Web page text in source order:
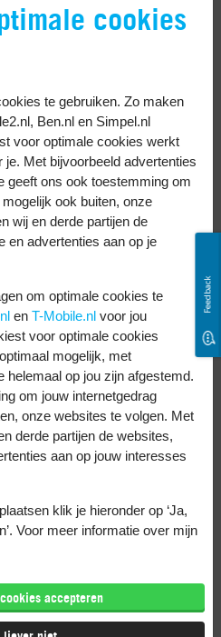
op je iPhone.
en stapt soms over
aan en volg de
handmatig.
en voer het
daarnaVerbind
met je
of Touch ID instellen.
doen met
.
om je telefoon
en bevestig deze.
erbij en volg je
over op iOS. Als je die
Feedback
cookies
te gebruiken. Zo maken
Ben.nl en Simpel.nl
voor optimale cookies werkt
Met bijvoorbeeld advertenties
geeft ons ook toestemming om
ook buiten, onze
wij en derde partijen de
en advertenties aan op je
om optimale cookies te
en T-Mobile.nl voor jou
voor optimale cookies
mogelijk, met
helemaal op jou zijn afgestemd.
om jouw internetgedrag
onze websites te volgen. Met
derde partijen de websites,
aan op jouw interesses
klik je hieronder op ‘Ja,
Voor meer informatie over mijn
accepteren